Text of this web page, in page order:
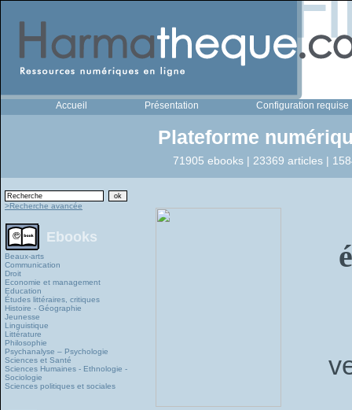
Accueil Présentation Configuration requise
Plateforme
71905 ebooks | 23369 articles |
>Recherche avancée
Ebooks
Beaux-arts
Communication
Droit
Economie et management
Education
Études littéraires, critiques
Histoire - Géographie
Jeunesse
Linguistique
Littérature
Philosophie
Psychanalyse – Psychologie
Sciences et Santé
Sciences Humaines - Ethnologie -
Sociologie
Sciences politiques et sociales